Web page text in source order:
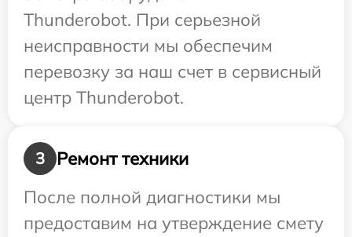
Thunderobot. При серьезной
неисправности мы обеспечим
перевозку за наш счет в сервисный
центр Thunderobot.
3
Ремонт техники
После полной диагностики мы
предоставим на утверждение смету